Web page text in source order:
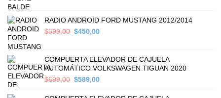
$499,00. $389,00.
RADIO ANDROID FORD MUSTANG 2012/2014
$599,00 Original
$599,00.
$450,00Current
$450,00.
COMPUERTA ELEVADOR DE CAJUELA
AUTOMÁTICO VOLKSWAGEN TIGUAN 2020
$699,00 Original
$589,00Current